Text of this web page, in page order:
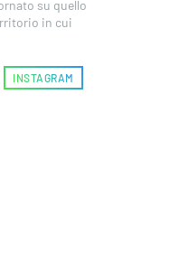
su quello
in cui
INSTAGRAM